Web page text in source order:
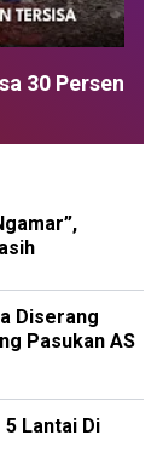
30 Persen
Diserang
Pasukan AS
Lantai Di